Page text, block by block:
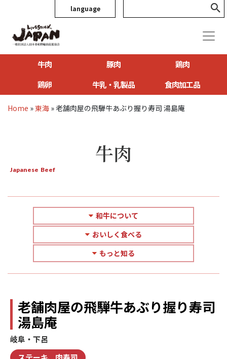
language
牛肉 豚肉
鶏肉
鶏卵
牛乳・乳製品 食肉加工品
Home »東海 »老舗肉屋の飛騨牛あぶり握り寿司 湯島庵
牛肉
Japanese Beef
和牛について
おいしく食べる
もっと知る
老舗肉屋の飛騨牛あぶり握り寿司
湯島庵
岐阜・下呂